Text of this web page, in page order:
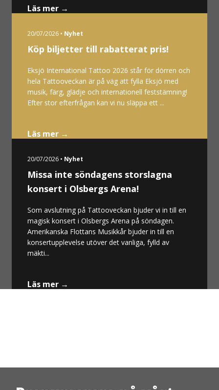
Läs mer →
20/07/2026 • Nyhet
Köp biljetter till rabatterat pris!
Eksjö International Tattoo 2026 står för dörren och
hela Tattooveckan är på väg att fylla Eksjö med
musik, färg, glädje och internationell feststämning!
Efter stor efterfrågan kan vi nu släppa ett ...
Läs mer →
20/07/2026 • Nyhet
Missa inte söndagens storslagna
konsert i Olsbergs Arena!
Som avslutning på Tattooveckan bjuder vi in till en
magisk konsert i Olsbergs Arena på söndagen.
Amerikanska Flottans Musikkår bjuder in till en
konsertupplevelse utöver det vanliga, fylld av
mäkti...
Läs mer →